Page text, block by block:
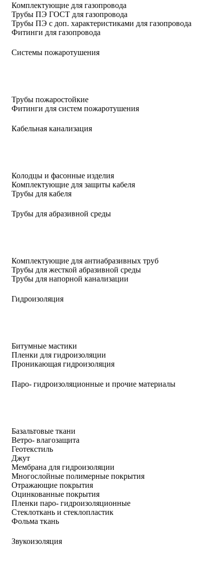
Комплектующие для газопровода
Трубы ПЭ ГОСТ для газопровода
Трубы ПЭ с доп. характеристиками для газопровода
Фитинги для газопровода
Системы пожаротушения
Трубы пожаростойкие
Фитинги для систем пожаротушения
Кабельная канализация
Колодцы и фасонные изделия
Комплектующие для защиты кабеля
Трубы для кабеля
Трубы для абразивной среды
Комплектующие для антиабразивных труб
Трубы для жесткой абразивной среды
Трубы для напорной канализации
Гидроизоляция
Битумные мастики
Пленки для гидроизоляции
Проникающая гидроизоляция
Паро- гидроизоляционные и прочие материалы
Базальтовые ткани
Ветро- влагозащита
Геотекстиль
Джут
Мембрана для гидроизоляции
Многослойные полимерные покрытия
Отражающие покрытия
Оцинкованные покрытия
Пленки паро- гидроизоляционные
Стеклоткань и стеклопластик
Фольма ткань
Звукоизоляция